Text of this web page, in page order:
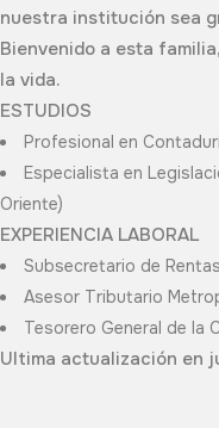
nuestra institución sea
Bienvenido a esta
la vida.
ESTUDIOS
Profesional en
Especialista en
Oriente)
EXPERIENCIA LABORAL
Subsecretario de
Asesor Tributario
Tesorero General de la
Ultima actualización en